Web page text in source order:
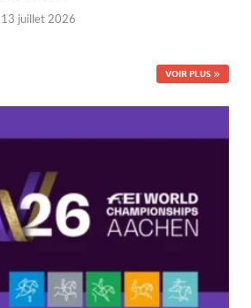
13 juillet 2026
VOIR PLUS